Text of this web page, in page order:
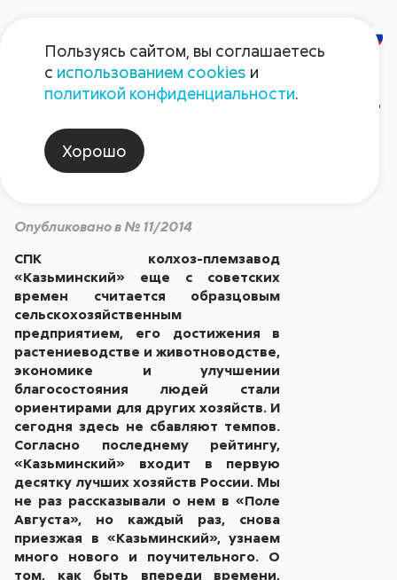
Как жить в гармонии.
Из опыта
«Казьминского»
Опубликовано в № 11/2014
СПК колхоз-племзавод
«Казьминский» еще с советских
времен считается образцовым
сельскохозяйственным
предприятием, его достижения в
растениеводстве и животноводстве,
экономике и улучшении
благосостояния людей стали
ориентирами для других хозяйств. И
сегодня здесь не сбавляют темпов.
Согласно последнему рейтингу,
«Казьминский» входит в первую
десятку лучших хозяйств России. Мы
не раз рассказывали о нем в «Поле
Августа», но каждый раз, снова
приезжая в «Казьминский», узнаем
много нового и поучительного. О
том, как быть впереди времени,
Пользуясь сайтом, вы соглашаетесь
с использованием cookies и
политикой конфиденциальности.
Хорошо